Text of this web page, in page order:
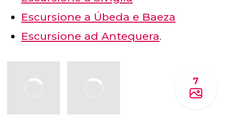
Escursione a Úbeda e Baeza
Escursione ad Antequera.
7